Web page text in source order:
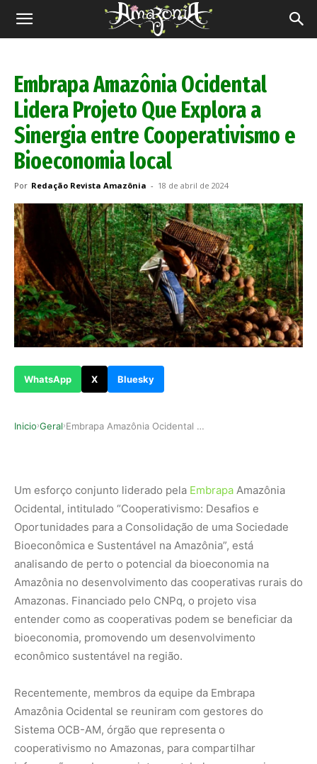
Revista
Embrapa Amazônia Ocidental
Lidera Projeto Que Explora a
Sinergia entre Cooperativismo e
Bioeconomia local
Por Redação Revista Amazônia - 18 de abril de 2024
WhatsApp X Bluesky
Inicio›Geral› Embrapa Amazônia Ocidental Lidera Projeto Que E…
Um esforço conjunto liderado pela Embrapa Amazônia
Ocidental, intitulado “Cooperativismo: Desafios e
Oportunidades para a Consolidação de uma Sociedade
Bioeconômica e Sustentável na Amazônia”, está
analisando de perto o potencial da bioeconomia na
Amazônia no desenvolvimento das cooperativas rurais do
Amazonas. Financiado pelo CNPq, o projeto visa
entender como as cooperativas podem se beneficiar da
bioeconomia, promovendo um desenvolvimento
econômico sustentável na região.
Recentemente, membros da equipe da Embrapa
Amazônia Ocidental se reuniram com gestores do
Sistema OCB-AM, órgão que representa o
cooperativismo no Amazonas, para compartilhar